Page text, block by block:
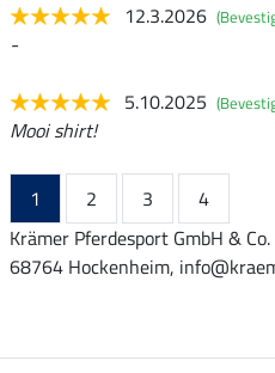
12.3.2026
-
5.10.2025
Mooi shirt!
1 2 3
4
Krämer Pferdesport GmbH &
68764 Hockenheim,